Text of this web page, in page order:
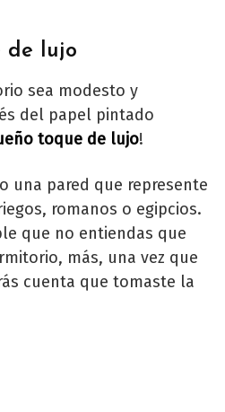
de lujo
sea modesto y
del papel pintado
toque de lujo!
una pared que represente
romanos o egipcios.
que no entiendas que
más, una vez que
cuenta que tomaste la